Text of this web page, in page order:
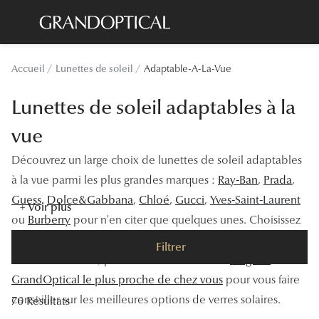
principal
Sélection -30%
Sélection -50%
Lunettes de vue
Sélection -20%
Sélection -30%
Examen
Onesight
Lunettes
Accueil Lunettes de soleil Adaptable-A-La-Vue
Lunettes de soleil adaptables à la
vue
Découvrez un large choix de lunettes de soleil adaptables
à la vue parmi les plus grandes marques : Ray-Ban, Prada,
Guess, Dolce&Gabbana, Chloé, Gucci, Yves-Saint-Laurent
ou Burberry pour n'en citer que quelques unes. Choisissez
votre paire favorite parmi notre sélection pour femme,
GrandOptical le plus proche de chez vous pour vous faire
conseiller sur les meilleures options de verres solaires.
+ Voir plus
Filtrer
76 Résultats